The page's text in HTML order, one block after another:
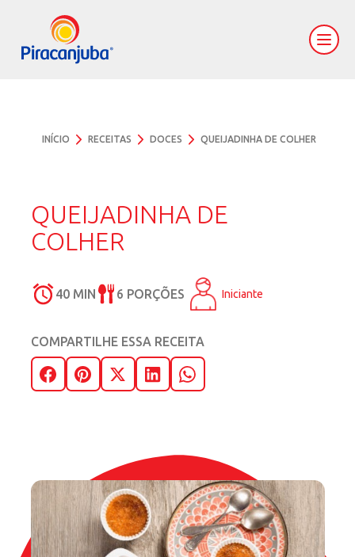
INÍCIO RECEITAS DOCES QUEIJADINHA DE COLHER
QUEIJADINHA DE
COLHER
40 MIN 6 PORÇÕES Iniciante
COMPARTILHE ESSA RECEITA